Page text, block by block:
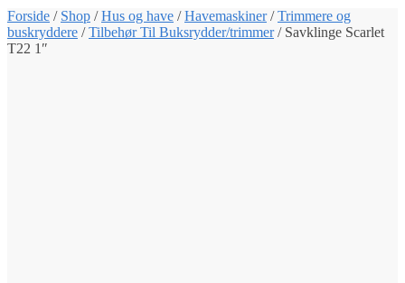
Forside / Shop /Hus og have /Havemaskiner/Trimmere og
buskryddere /Tilbehør Til Buksrydder/trimmer/ Savklinge Scarlet
T22 1″